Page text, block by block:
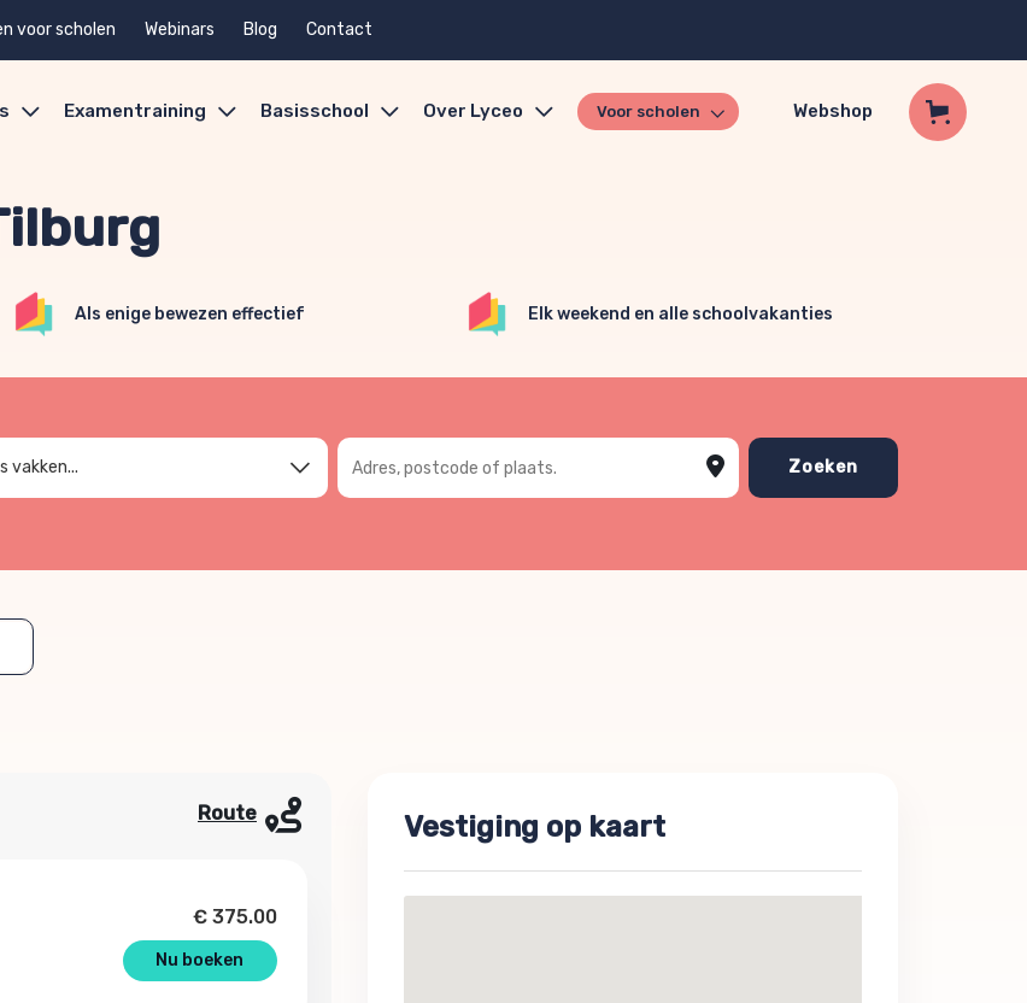
voor scholen Webinars Blog Contact
Examentraining Basisschool Over Lyceo Voor scholen Webshop
Als enige bewezen effectief Elk weekend en alle schoolvakanties
vakken...
Adres, postcode of plaats
Zoeken
Route
€ 375.00
Nu boeken
Vestiging op kaart